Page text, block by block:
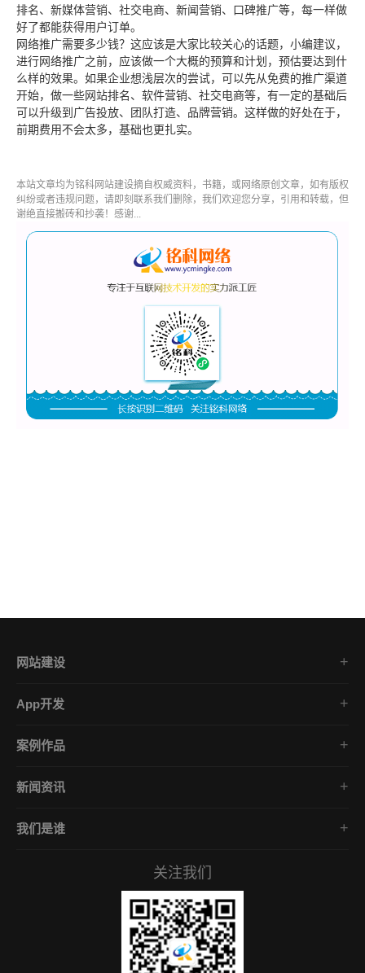
排名、新媒体营销、社交电商、新闻营销、口碑推广等，每一样做
好了都能获得用户订单。
网络推广需要多少钱？这应该是大家比较关心的话题，小编建议，
进行网络推广之前，应该做一个大概的预算和计划，预估要达到什
么样的效果。如果企业想浅层次的尝试，可以先从免费的推广渠道
开始，做一些网站排名、软件营销、社交电商等，有一定的基础后
可以升级到广告投放、团队打造、品牌营销。这样做的好处在于，
前期费用不会太多，基础也更扎实。
本站文章均为铭科网站建设摘自权威资料，书籍，或网络原创文章，如有版权
纠纷或者违规问题，请即刻联系我们删除，我们欢迎您分享，引用和转载，但
谢绝直接搬砖和抄袭！感谢...
网站建设
营销网站设计
商城网站定制
App开发
金融App开发
社交App开发
案例作品
微信小程序
新闻资讯
我们是谁
关注我们